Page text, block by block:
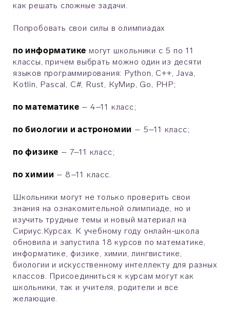
как решать сложные задачи.
Попробовать свои силы в олимпиадах
по информатике могут школьники с 5 по 11
классы, причем выбрать можно один из десяти
языков программирования: Python, C++, Java,
Kotlin, Pascal, C#, Rust, КуМир, Go, PHP;
по математике – 4–11 класс;
по биологии и астрономии – 5–11 класс;
по физике – 7–11 класс;
по химии – 8–11 класс.
Школьники могут не только проверить свои
знания на ознакомительной олимпиаде, но и
изучить трудные темы и новый материал на
Сириус.Курсах. К учебному году онлайн-школа
обновила и запустила 18 курсов по математике,
информатике, физике, химии, лингвистике,
биологии и искусственному интеллекту для разных
классов. Присоединиться к курсам могут как
школьники, так и учителя, родители и все
желающие.